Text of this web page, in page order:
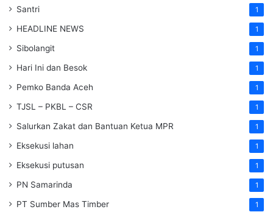
Santri 1
HEADLINE NEWS 1
Sibolangit 1
Hari Ini dan Besok 1
Pemko Banda Aceh 1
TJSL – PKBL – CSR 1
Salurkan Zakat dan Bantuan Ketua MPR 1
Eksekusi lahan 1
Eksekusi putusan 1
PN Samarinda 1
PT Sumber Mas Timber 1